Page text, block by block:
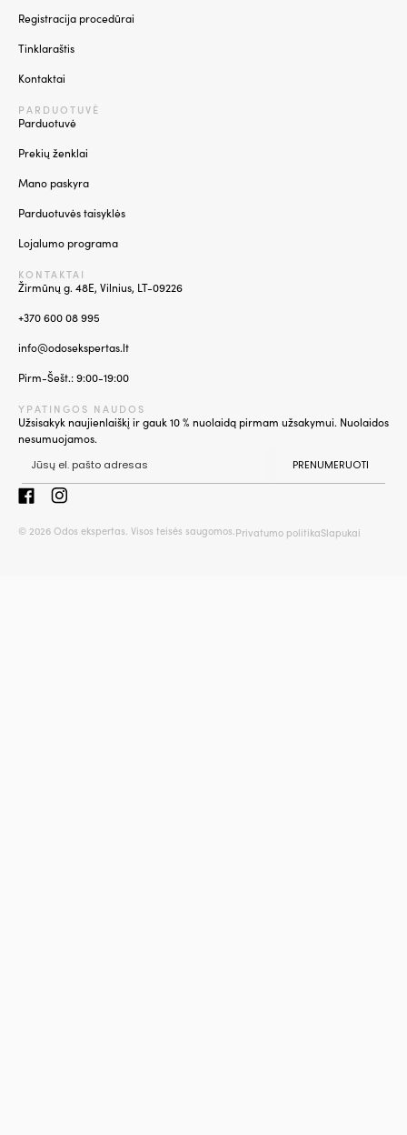
Registracija procedūrai
Tinklaraštis
Kontaktai
PARDUOTUVĖ
Parduotuvė
Prekių ženklai
Mano paskyra
Parduotuvės taisyklės
Lojalumo programa
KONTAKTAI
Žirmūnų g. 48E, Vilnius, LT-09226
+370 600 08 995
info@odosekspertas.lt
Pirm-Šešt.: 9:00-19:00
YPATINGOS NAUDOS
Užsisakyk naujienlaiškį ir gauk 10 % nuolaidą pirmam užsakymui. Nuolaidos
nesumuojamos.
PRENUMERUOTI
© 2026 Odos ekspertas. Visos teisės saugomos. Privatumo politikaSlapukai